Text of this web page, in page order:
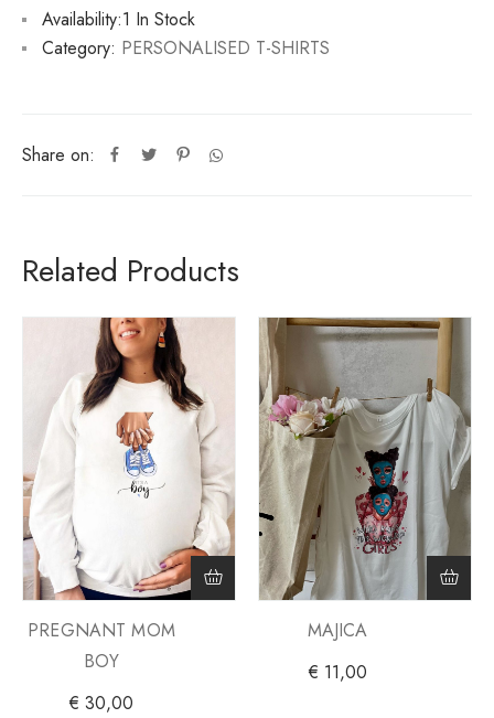
Availability:1 In Stock
Share on:
Category: PERSONALISED T-SHIRTS
Related Products
PREGNANT MOM
BOY
€ 30,00
MAJICA
€ 11,00